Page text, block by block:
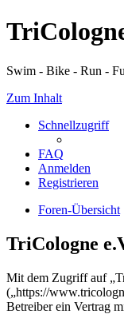
Swim - Bike - Run -
Zum Inhalt
Schnellzugriff
FAQ
Anmelden
Registrieren
Foren-Übersicht
TriCologne
Mit dem Zugriff auf
(„https://
Betreiber ein Vertrag